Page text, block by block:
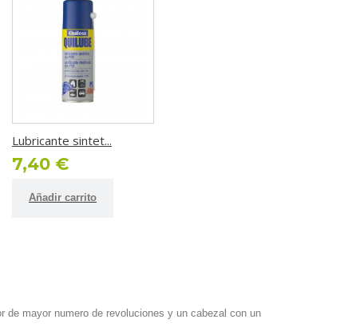
Lubricante sintet...
7,40 €
Añadir carrito
de mayor numero de revoluciones y un cabezal con un